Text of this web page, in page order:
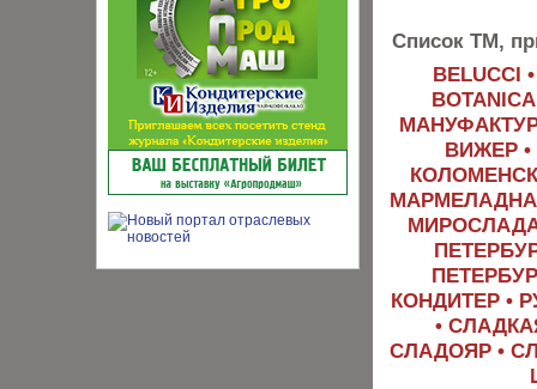
Список ТМ,
BELUCCI
ВИЖЕР •
МИРОСЛАДА
КОНДИТЕР •
•
СЛАДОЯР •